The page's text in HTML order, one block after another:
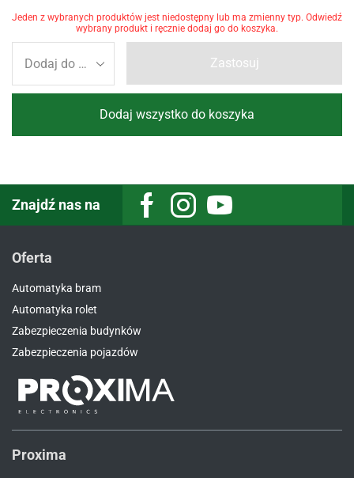
Jeden z wybranych produktów jest niedostępny lub ma zmienny typ. Odwiedź
wybrany produkt i ręcznie dodaj go do koszyka.
Zastosuj
Dodaj wszystko do koszyka
Znajdź nas na
Oferta
Automatyka bram
Automatyka rolet
Zabezpieczenia budynków
Zabezpieczenia pojazdów
Proxima